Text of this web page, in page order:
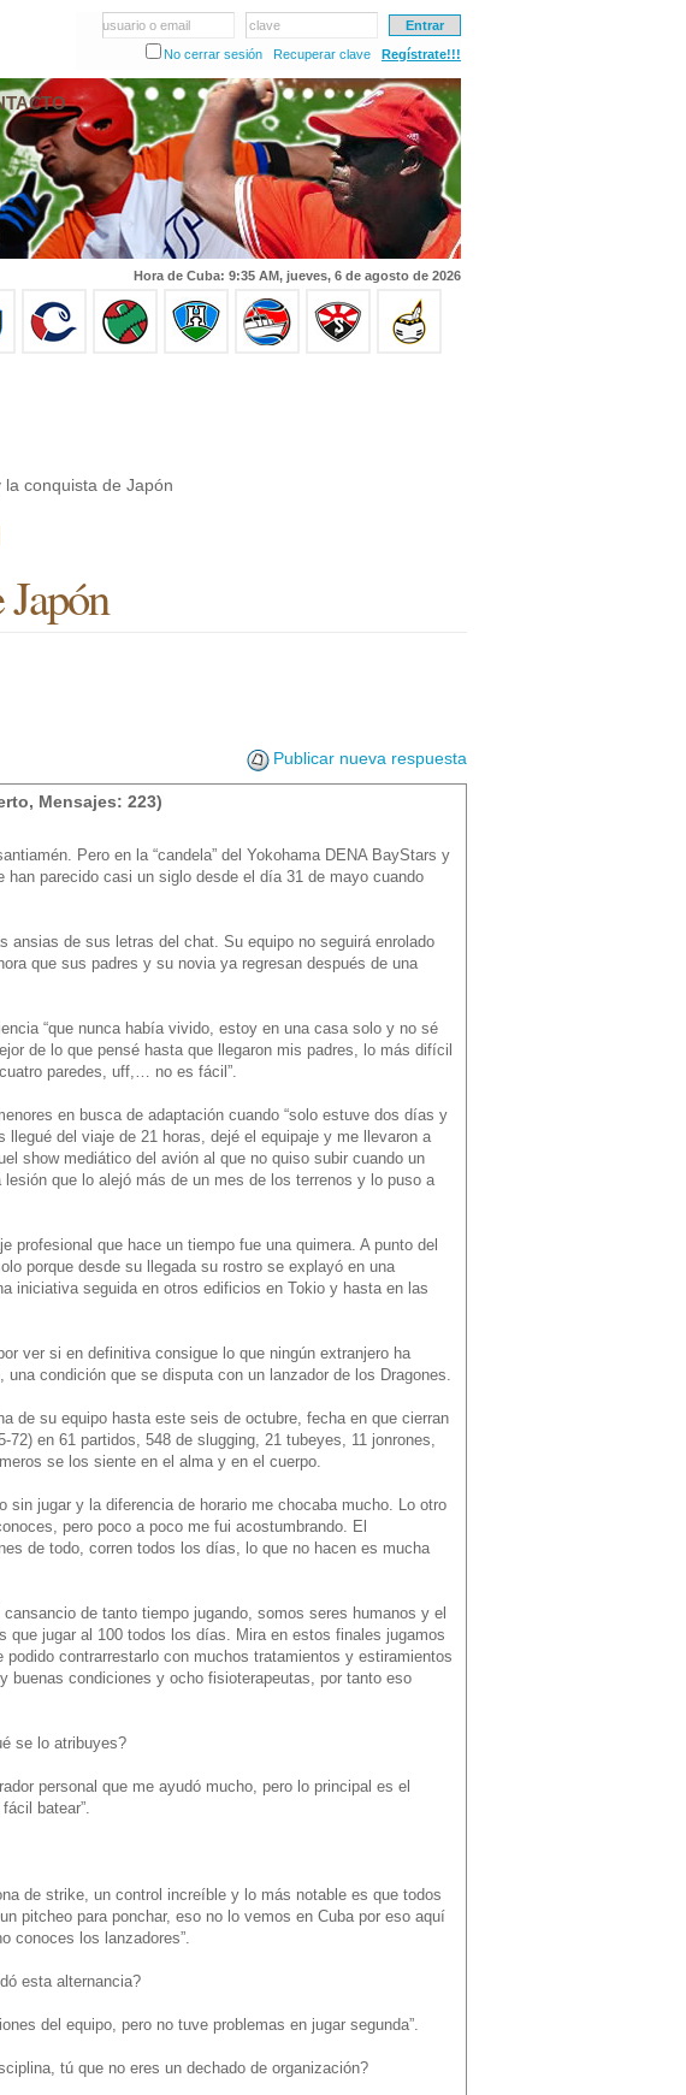
usuario o email
clave
No cerrar sesión
Recuperar clave Regístrate!!!
Hora de Cuba: 9:35 AM, jueves, 6 de agosto de 2026
la conquista de Japón
Publicar nueva respuesta
Mensajes: 223)
Pero en la “candela” del Yokohama DENA BayStars y
parecido casi un siglo desde el día 31 de mayo cuando
ansias de sus letras del chat. Su equipo no seguirá enrolado
que sus padres y su novia ya regresan después de una
“que nunca había vivido, estoy en una casa solo y no sé
de lo que pensé hasta que llegaron mis padres, lo más difícil
paredes, uff,… no es fácil”.
en busca de adaptación cuando “solo estuve dos días y
del viaje de 21 horas, dejé el equipaje y me llevaron a
show mediático del avión al que no quiso subir cuando un
que lo alejó más de un mes de los terrenos y lo puso a
profesional que hace un tiempo fue una quimera. A punto del
porque desde su llegada su rostro se explayó en una
iniciativa seguida en otros edificios en Tokio y hasta en las
ver si en definitiva consigue lo que ningún extranjero ha
condición que se disputa con un lanzador de los Dragones.
de su equipo hasta este seis de octubre, fecha en que cierran
en 61 partidos, 548 de slugging, 21 tubeyes, 11 jonrones,
se los siente en el alma y en el cuerpo.
sin jugar y la diferencia de horario me chocaba mucho. Lo otro
pero poco a poco me fui acostumbrando. El
de todo, corren todos los días, lo que no hacen es mucha
de tanto tiempo jugando, somos seres humanos y el
jugar al 100 todos los días. Mira en estos finales jugamos
contrarrestarlo con muchos tratamientos y estiramientos
buenas condiciones y ocho fisioterapeutas, por tanto eso
se lo atribuyes?
personal que me ayudó mucho, pero lo principal es el
batear”.
de strike, un control increíble y lo más notable es que todos
pitcheo para ponchar, eso no lo vemos en Cuba por eso aquí
conoces los lanzadores”.
esta alternancia?
del equipo, pero no tuve problemas en jugar segunda”.
tú que no eres un dechado de organización?